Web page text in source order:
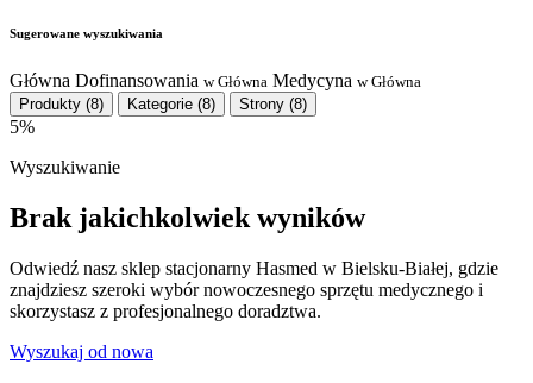
Sugerowane wyszukiwania
Główna Dofinansowania w Główna Medycyna w Główna
Produkty (8) Kategorie (8) Strony (8)
5%
Wyszukiwanie
Brak jakichkolwiek wyników
Odwiedź nasz sklep stacjonarny Hasmed w Bielsku-Białej, gdzie
znajdziesz szeroki wybór nowoczesnego sprzętu medycznego i
skorzystasz z profesjonalnego doradztwa.
Wyszukaj od nowa